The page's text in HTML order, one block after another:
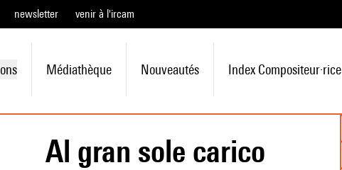
newsletter venir à l'ircam
Médiathèque Nouveautés Index Compositeur·rice
Al gran sole carico